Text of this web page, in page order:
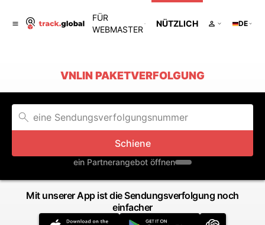
FÜR
WEBMASTER
NÜTZLICH DE
VNLIN PAKETVERFOLGUNG
Schiene
ein Partnerangebot öffnen
Mit unserer App ist die Sendungsverfolgung noch
einfacher